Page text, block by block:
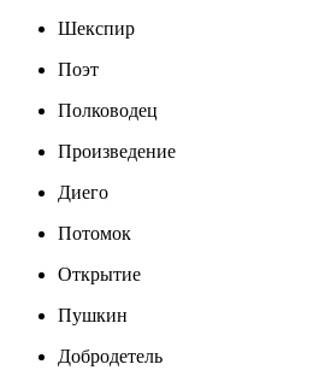
Шекспир
Поэт
Полководец
Произведение
Диего
Потомок
Открытие
Пушкин
Добродетель